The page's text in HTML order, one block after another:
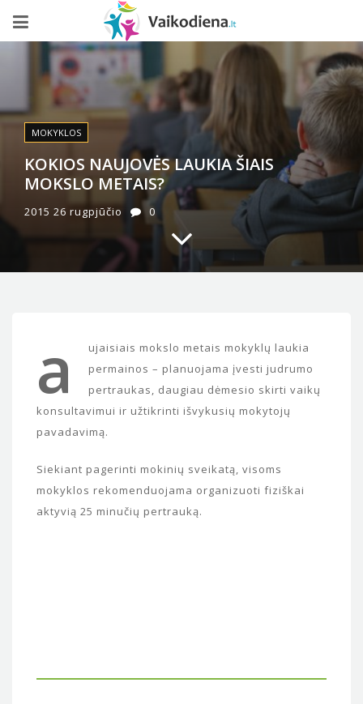
MOKYKLOS
KOKIOS NAUJOVĖS LAUKIA ŠIAIS
MOKSLO METAIS?
2015 26 rugpjūčio 0
a
ujaisiais mokslo metais mokyklų laukia
permainos – planuojama įvesti judrumo
pertraukas, daugiau dėmesio skirti vaikų
konsultavimui ir užtikrinti išvykusių mokytojų
pavadavimą.
Siekiant pagerinti mokinių sveikatą, visoms
mokyklos rekomenduojama organizuoti fiziškai
aktyvią 25 minučių pertrauką.